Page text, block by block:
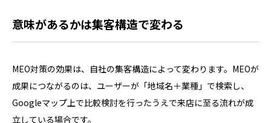
意味があるかは集客構造で変わる
MEO対策の効果は、自社の集客構造によって変わります。MEOが
成果につながるのは、ユーザーが「地域名＋業種」で検索し、
Googleマップ上で比較検討を行ったうえで来店に至る流れが成
立している場合です。